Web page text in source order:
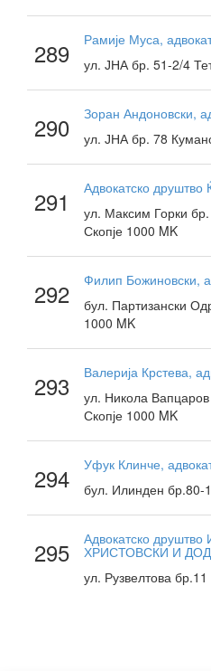
289
Рамије Муса,
ул. ЈНА бр. 51-2/4
290
Зоран Андоновски,
ул. ЈНА бр. 78
291
Адвокатско
ул. Максим Горки
Скопје 1000 MK
292
Филип Божиновски,
бул. Партизански
1000 MK
293
Валерија Крстева,
ул. Никола
Скопје 1000 MK
294
Уфук Клинче,
бул. Илинден бр.80-
295 Адвокатско
ХРИСТОВСКИ И
ул. Рузвелтова